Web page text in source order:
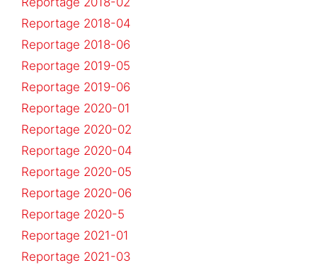
Reportage 2018-04
Reportage 2018-06
Reportage 2019-05
Reportage 2019-06
Reportage 2020-01
Reportage 2020-02
Reportage 2020-04
Reportage 2020-05
Reportage 2020-06
Reportage 2020-5
Reportage 2021-01
Reportage 2021-03